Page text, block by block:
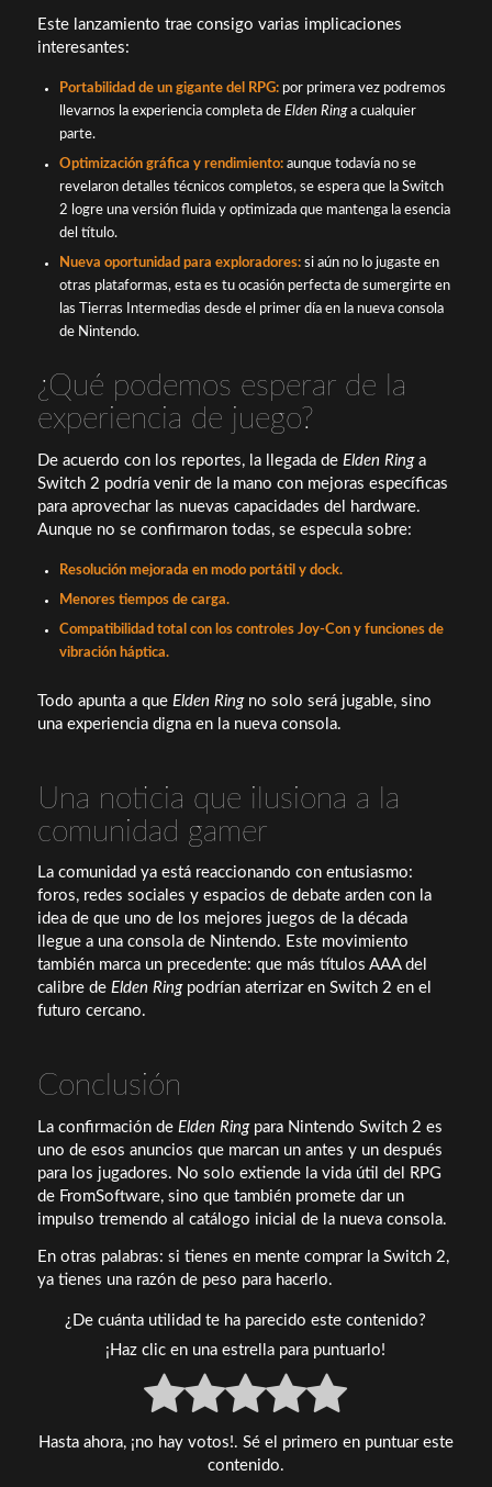
Este lanzamiento trae consigo varias implicaciones
interesantes:
Portabilidad de un gigante del RPG:por primera vez podremos
llevarnos la experiencia completa de Elden Ringa cualquier
parte.
Optimización gráfica y rendimiento:aunque todavía no se
revelaron detalles técnicos completos, se espera que la Switch
2 logre una versión fluida y optimizada que mantenga la esencia
del título.
Nueva oportunidad para exploradores:si aún no lo jugaste en
otras plataformas, esta es tu ocasión perfecta de sumergirte en
las Tierras Intermedias desde el primer día en la nueva consola
de Nintendo.
¿Qué podemos esperar de la
experiencia de juego?
De acuerdo con los reportes, la llegada de Elden Ringa
Switch 2 podría venir de la mano con mejoras específicas
para aprovechar las nuevas capacidades del hardware.
Aunque no se confirmaron todas, se especula sobre:
Resolución mejorada en modo portátil y dock.
Menores tiempos de carga.
Compatibilidad total con los controles Joy-Con y funciones de
vibración háptica.
Todo apunta a que Elden Ringno solo será jugable, sino
una experiencia digna en la nueva consola.
Una noticia que ilusiona a la
comunidad gamer
La comunidad ya está reaccionando con entusiasmo:
foros, redes sociales y espacios de debate arden con la
idea de que uno de los mejores juegos de la década
llegue a una consola de Nintendo. Este movimiento
también marca un precedente: que más títulos AAA del
calibre de Elden Ringpodrían aterrizar en Switch 2 en el
futuro cercano.
Conclusión
La confirmación de Elden Ringpara Nintendo Switch 2 es
uno de esos anuncios que marcan un antes y un después
para los jugadores. No solo extiende la vida útil del RPG
de FromSoftware, sino que también promete dar un
impulso tremendo al catálogo inicial de la nueva consola.
En otras palabras: si tienes en mente comprar la Switch 2,
ya tienes una razón de peso para hacerlo.
¿De cuánta utilidad te ha parecido este contenido?
¡Haz clic en una estrella para puntuarlo!
Hasta ahora, ¡no hay votos!. Sé el primero en puntuar este
contenido.